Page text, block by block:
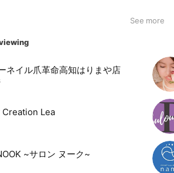
See more
ネイル爪革命高知はりまや店
Creation Lea
~サロン ヌーク~